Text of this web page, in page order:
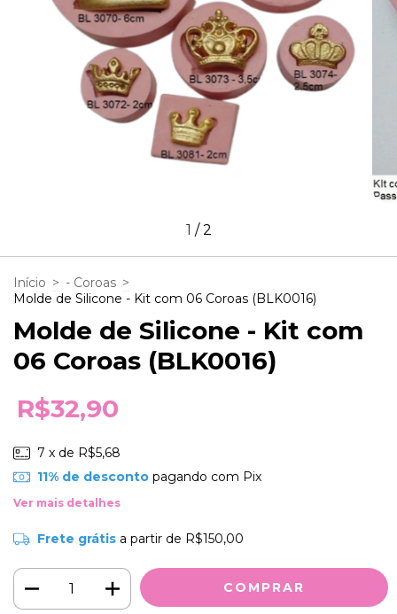
1 /2
Início > - Coroas >
Molde de Silicone - Kit com 06 Coroas (BLK0016)
Molde de Silicone - Kit com
06 Coroas (BLK0016)
R$32,90
7 x de R$5,68
11% de descontopagando com Pix
Ver mais detalhes
Frete grátis a partir de R$150,00